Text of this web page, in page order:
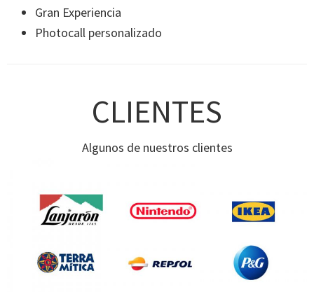
Gran Experiencia
Photocall personalizado
CLIENTES
Algunos de nuestros clientes